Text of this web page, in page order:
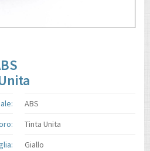
ABS
Tinta Unita
Giallo